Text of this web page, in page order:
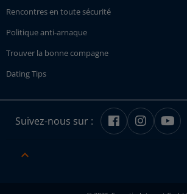
Rencontres en toute sécurité
Politique anti-arnaque
Trouver la bonne compagne
Dating Tips
Suivez-nous sur :
keyboard_arrow_up